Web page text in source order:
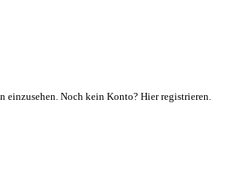
Noch kein Konto? Hier registrieren.